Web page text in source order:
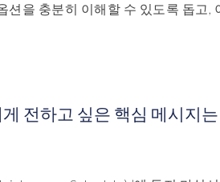
션을 충분히 이해할 수 있도록 돕고,
전하고 싶은 핵심 메시지